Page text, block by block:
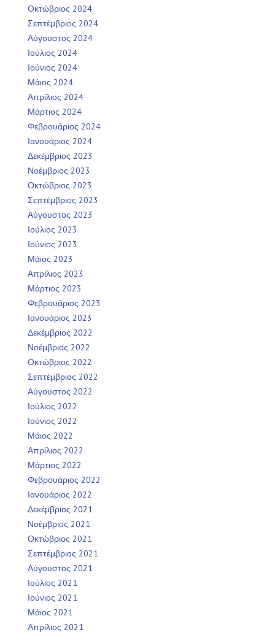
Οκτώβριος 2024
Σεπτέμβριος 2024
Αύγουστος 2024
Ιούλιος 2024
Ιούνιος 2024
Μάιος 2024
Απρίλιος 2024
Μάρτιος 2024
Φεβρουάριος 2024
Ιανουάριος 2024
Δεκέμβριος 2023
Νοέμβριος 2023
Οκτώβριος 2023
Σεπτέμβριος 2023
Αύγουστος 2023
Ιούλιος 2023
Ιούνιος 2023
Μάιος 2023
Απρίλιος 2023
Μάρτιος 2023
Φεβρουάριος 2023
Ιανουάριος 2023
Δεκέμβριος 2022
Νοέμβριος 2022
Οκτώβριος 2022
Σεπτέμβριος 2022
Αύγουστος 2022
Ιούλιος 2022
Ιούνιος 2022
Μάιος 2022
Απρίλιος 2022
Μάρτιος 2022
Φεβρουάριος 2022
Ιανουάριος 2022
Δεκέμβριος 2021
Νοέμβριος 2021
Οκτώβριος 2021
Σεπτέμβριος 2021
Αύγουστος 2021
Ιούλιος 2021
Ιούνιος 2021
Μάιος 2021
Απρίλιος 2021